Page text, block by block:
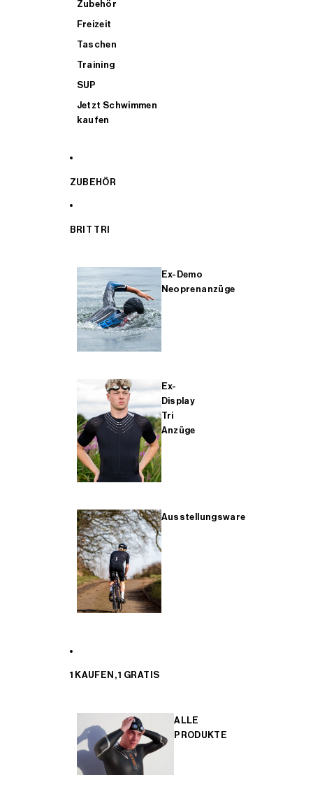
Zubehör
Freizeit
Taschen
Training
SUP
Jetzt Schwimmen
kaufen
ZUBEHÖR
BRIT TRI
Ex-Demo
Neoprenanzüge
Ex-
Display
Tri
Anzüge
Ausstellungsware
1 KAUFEN, 1 GRATIS
ALLE
PRODUKTE